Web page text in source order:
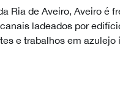
Ria de Aveiro, Aveiro é
ladeados por
e trabalhos em